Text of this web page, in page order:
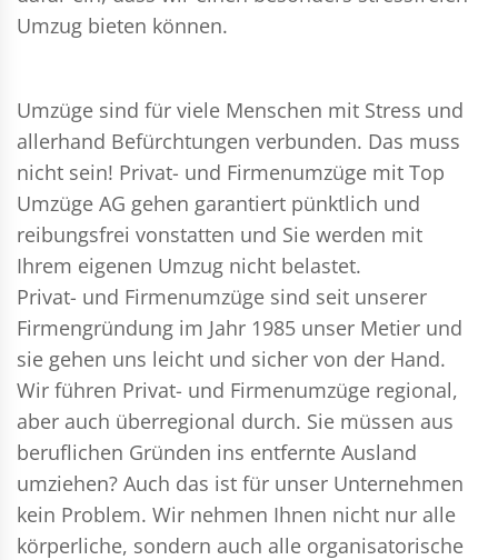
Umzug bieten können.
Umzüge sind für viele Menschen mit Stress und
allerhand Befürchtungen verbunden. Das muss
nicht sein! Privat- und Firmenumzüge mit Top
Umzüge AG gehen garantiert pünktlich und
reibungsfrei vonstatten und Sie werden mit
Ihrem eigenen Umzug nicht belastet.
Privat- und Firmenumzüge sind seit unserer
Firmengründung im Jahr 1985 unser Metier und
sie gehen uns leicht und sicher von der Hand.
Wir führen Privat- und Firmenumzüge regional,
aber auch überregional durch. Sie müssen aus
beruflichen Gründen ins entfernte Ausland
umziehen? Auch das ist für unser Unternehmen
kein Problem. Wir nehmen Ihnen nicht nur alle
körperliche, sondern auch alle organisatorische